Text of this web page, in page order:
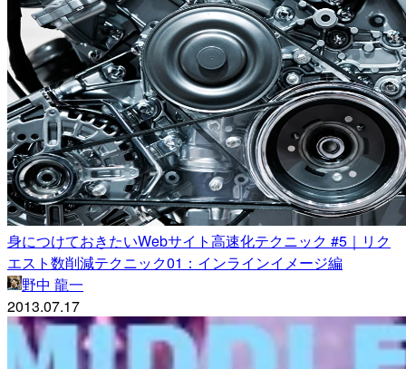
身につけておきたいWebサイト高速化テクニック #5｜リク
エスト数削減テクニック01：インラインイメージ編
野中 龍一
2013.07.17